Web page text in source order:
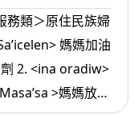
務類＞原住民族婦
媽媽加油